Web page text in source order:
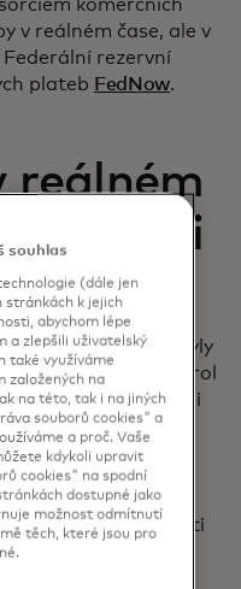
komerčních
v reálném čase, ale v
rezervní
plateb FedNow.
reálném
i
hlediska rychlosti byly
stimulačních kontrol
je klíčová i při
kamenné banky
závislí na
že na rychlosti
s okamžitým
množství peněz
souhlas
(dále jen
stránkách k jejich
abychom lépe
a zlepšili uživatelský
také využíváme
založených na
na této, tak i na jiných
souborů cookies" a
a proč. Vaše
kdykoli upravit
cookies" na spodní
dostupné jako
možnost odmítnutí
těch, které jsou pro